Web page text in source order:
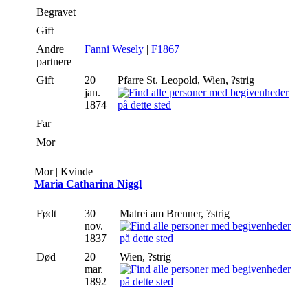
Begravet
Gift
Andre
partnere
Fanni Wesely | F1867
Gift
20
jan.
1874
Pfarre St. Leopold, Wien, ?strig
Far
Mor
Mor | Kvinde
Maria Catharina Niggl
Født
30
nov.
1837
Matrei am Brenner, ?strig
Død
20
mar.
1892
Wien, ?strig